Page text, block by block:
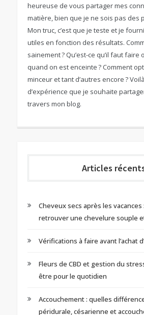
heureuse de vous partager mes
matière, bien que je ne sois pas des
Mon truc, c’est que je teste et je
utiles en fonction des résultats.
sainement ? Qu’est-ce qu’il faut faire
quand on est enceinte ? Comment
minceur et tant d’autres encore ?
d’expérience que je souhaite
travers mon blog.
Articles
Cheveux secs après les vacances
retrouver une chevelure souple
Vérifications à faire avant l’achat
Fleurs de CBD et gestion du
être pour le quotidien
Accouchement : quelles
péridurale, césarienne et